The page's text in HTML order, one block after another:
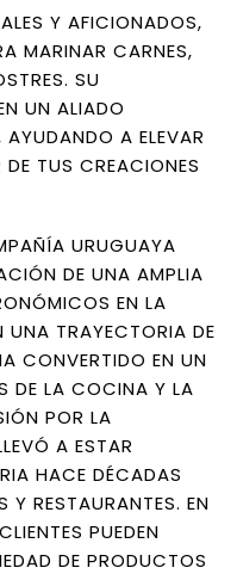
Y AFICIONADOS,
MARINAR CARNES,
SU
UN ALIADO
A ELEVAR
TUS CREACIONES
URUGUAYA
DE UNA AMPLIA
EN LA
TRAYECTORIA DE
CONVERTIDO EN UN
DE LA COCINA Y LA
POR LA
A ESTAR
HACE DÉCADAS
Y RESTAURANTES. EN
PUEDEN
DE PRODUCTOS